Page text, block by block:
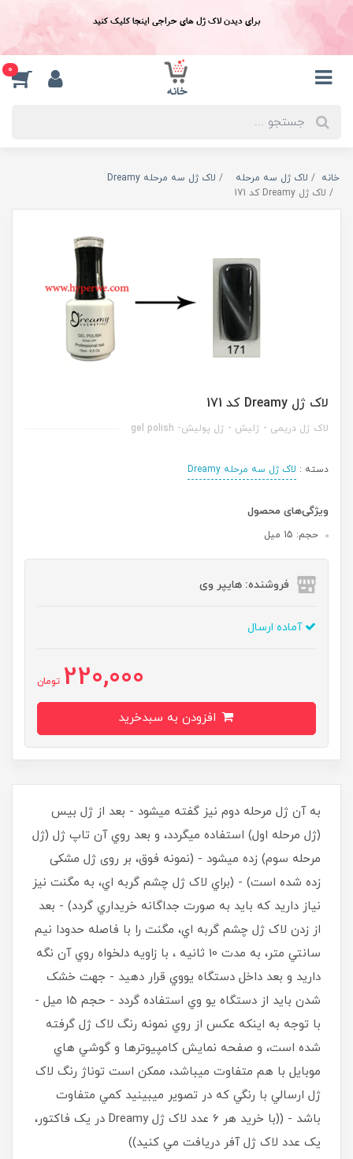
برای دیدن لاک ژل های حراجی اینجا کلیک کنید
0
خانه لاک ژل سه مرحله
لاک ژل سه مرحله Dreamy
لاک ژل Dreamy کد 171
لاک ژل Dreamy کد 171
لاک ژل دریمی - ژلیش - ژل پولیش- gel polish
دسته : لاک ژل سه مرحله Dreamy
ویژگی‌های محصول
حجم: 15 میل
فروشنده: هایپر وی
آماده ارسال
220,000 تومان
به آن ژل مرحله دوم نيز گفته ميشود - بعد از ژل بيس
(ژل مرحله اول) استفاده ميگردد، و بعد روي آن تاپ ژل (ژل
مرحله سوم) زده ميشود - (نمونه فوق، بر روی ژل مشکی
زده شده است) - (براي لاک ژل چشم گربه اي، به مگنت نيز
نياز داريد که بايد به صورت جداگانه خريداري گردد) - بعد
از زدن لاک ژل چشم گربه اي، مگنت را با فاصله حدودا نيم
سانتي متر، به مدت 10 ثانيه ، با زاويه دلخواه روي آن نگه
داريد و بعد داخل دستگاه يووي قرار دهيد - جهت خشک
شدن بايد از دستگاه يو وي استفاده گردد - حجم 15 ميل -
با توجه به اينکه عکس از روي نمونه رنگ لاک ژل گرفته
شده است، و صفحه نمايش کامپيوترها و گوشي هاي
موبايل با هم متفاوت ميباشد، ممکن است توناژ رنگ لاک
ژل ارسالي با رنگي که در تصوير ميبينيد کمي متفاوت
باشد - ((با خريد هر 6 عدد لاک ژل Dreamy در يک فاکتور،
يک عدد لاک ژل آفر دريافت مي کنيد))